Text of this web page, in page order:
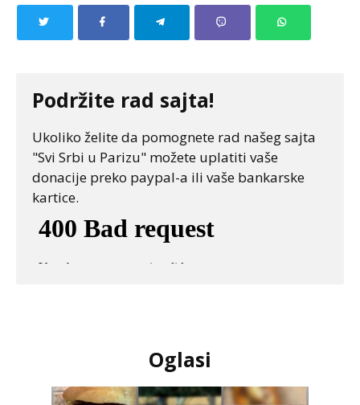
Podržite rad sajta!
Ukoliko želite da pomognete rad našeg sajta
"Svi Srbi u Parizu" možete uplatiti vaše
donacije preko paypal-a ili vaše bankarske
kartice.
Oglasi